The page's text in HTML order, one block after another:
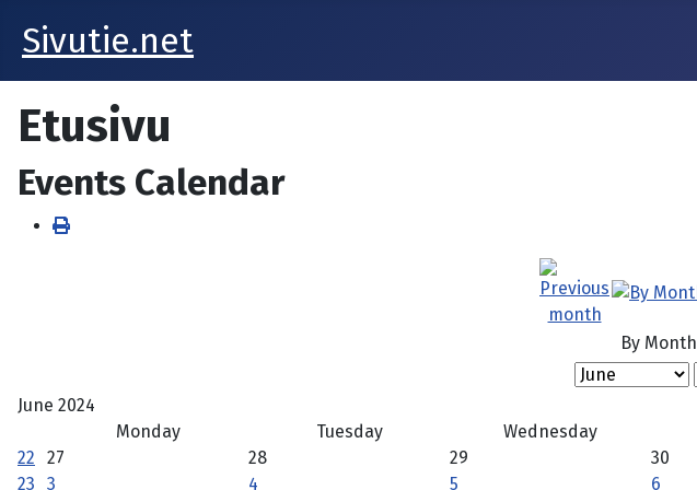
Sivutie.net
Etusivu
Events Calendar
By Month
June 2024
Monday
Tuesday Wednesday
22
27 28 29 30
23
3 4 5 6